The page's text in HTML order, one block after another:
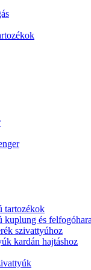
tartozékok
kuplung és
szivattyúhoz
kardán hajtáshoz